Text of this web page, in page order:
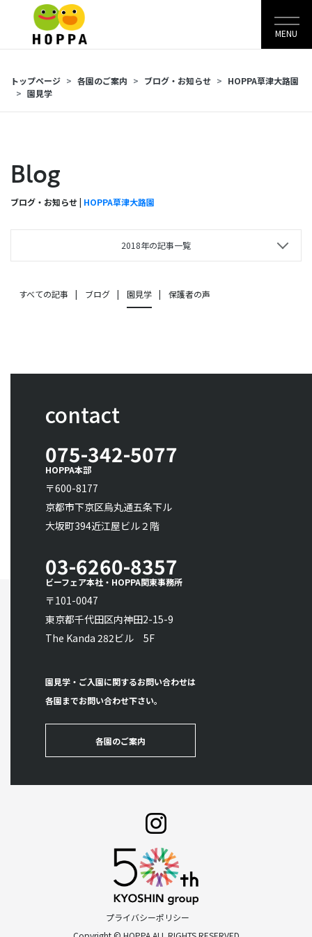
MENU
トップページ 各園のご案内 ブログ・お知らせ
HOPPA草津大路園
園見学
Blog
ブログ・お知らせ | HOPPA草津大路園
2018年の記事一覧
すべての記事 ブログ 園見学 保護者の声
contact
075-342-5077
HOPPA本部
〒600-8177
京都市下京区烏丸通五条下ル
大坂町394近江屋ビル２階
03-6260-8357
ビーフェア本社・HOPPA関東事務所
〒101-0047
東京都千代田区内神田2-15-9
The Kanda 282ビル 5F
園見学・ご入園に関するお問い合わせは
各園までお問い合わせ下さい。
各園のご案内
プライバシーポリシー